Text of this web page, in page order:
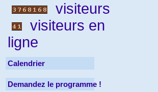
visiteurs
visiteurs en
ligne
Calendrier
Demandez le programme !